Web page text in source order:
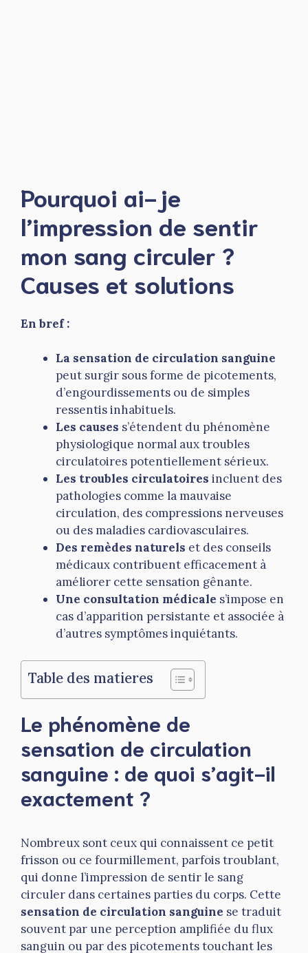
Pourquoi ai-je
l’impression de sentir
mon sang circuler ?
Causes et solutions
En bref :
La sensation de circulation sanguine
peut surgir sous forme de picotements,
d’engourdissements ou de simples
ressentis inhabituels.
Les causes s’étendent du phénomène
physiologique normal aux troubles
circulatoires potentiellement sérieux.
Les troubles circulatoires incluent des
pathologies comme la mauvaise
circulation, des compressions nerveuses
ou des maladies cardiovasculaires.
Des remèdes naturels et des conseils
médicaux contribuent efficacement à
améliorer cette sensation gênante.
Une consultation médicale s’impose en
cas d’apparition persistante et associée à
d’autres symptômes inquiétants.
Table des matieres
Le phénomène de
sensation de circulation
sanguine : de quoi s’agit-il
exactement ?
Nombreux sont ceux qui connaissent ce petit
frisson ou ce fourmillement, parfois troublant,
qui donne l’impression de sentir le sang
circuler dans certaines parties du corps. Cette
sensation de circulation sanguine se traduit
souvent par une perception amplifiée du flux
sanguin ou par des picotements touchant les